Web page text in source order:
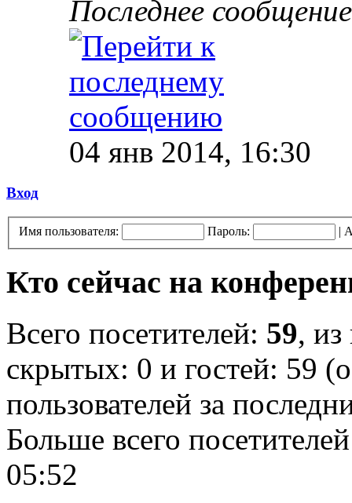
Последнее сообщение
04 янв 2014, 16:30
Вход
Имя пользователя: Пароль: |
Кто сейчас на
Всего посетителей: 59, из
скрытых: 0 и гостей: 59
пользователей за
Больше всего
05:52